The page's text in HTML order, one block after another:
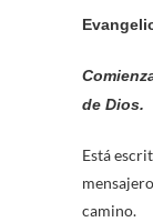
de Dios.
Está
camino.